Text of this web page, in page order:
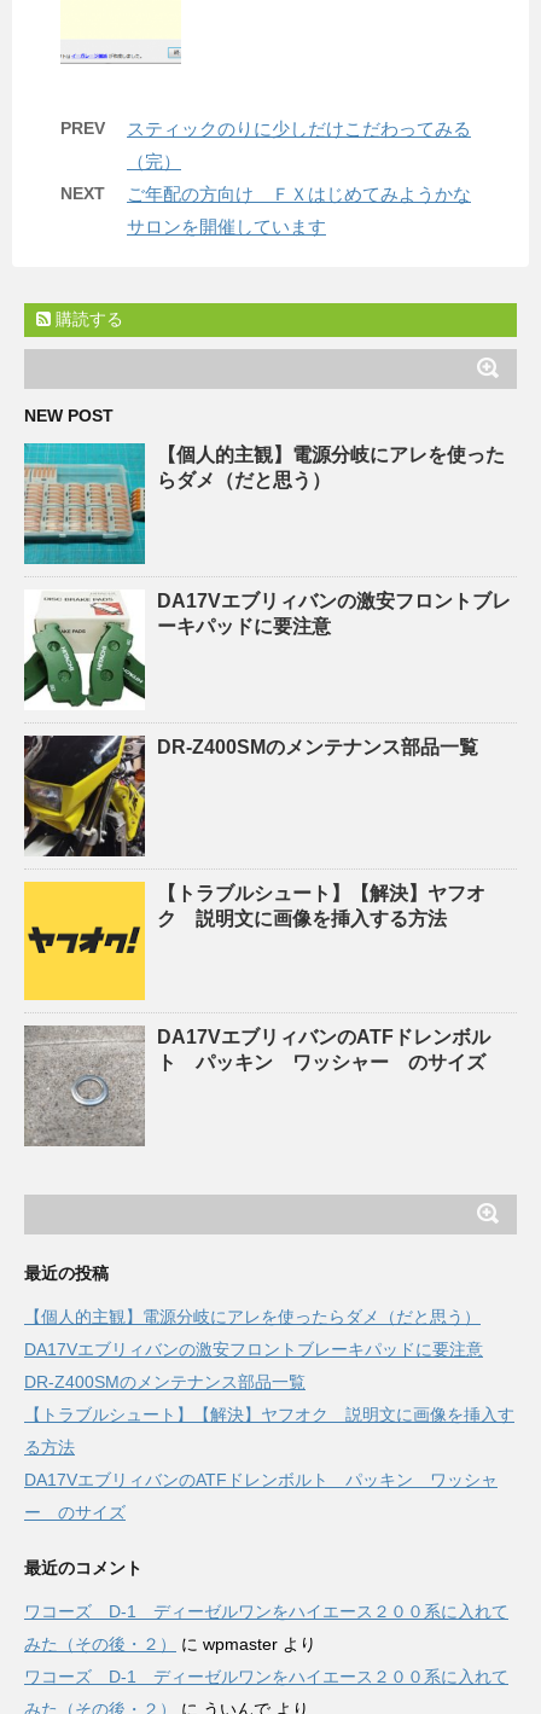
PREV
スティックのりに少しだけこだわってみる
（完）
NEXT
ご年配の方向け ＦＸはじめてみようかな
サロンを開催しています
購読する
NEW POST
【個人的主観】電源分岐にアレを使った
らダメ（だと思う）
DA17Vエブリィバンの激安フロントブレ
ーキパッドに要注意
DR-Z400SMのメンテナンス部品一覧
【トラブルシュート】【解決】ヤフオ
ク 説明文に画像を挿入する方法
DA17VエブリィバンのATFドレンボル
ト パッキン ワッシャー のサイズ
最近の投稿
【個人的主観】電源分岐にアレを使ったらダメ（だと思う）
DA17Vエブリィバンの激安フロントブレーキパッドに要注意
DR-Z400SMのメンテナンス部品一覧
【トラブルシュート】【解決】ヤフオク 説明文に画像を挿入す
る方法
DA17VエブリィバンのATFドレンボルト パッキン ワッシャ
ー のサイズ
最近のコメント
ワコーズ D-1 ディーゼルワンをハイエース２００系に入れて
みた（その後・２）
に wpmaster より
ワコーズ D-1 ディーゼルワンをハイエース２００系に入れて
みた（その後・２）
に ういんで より